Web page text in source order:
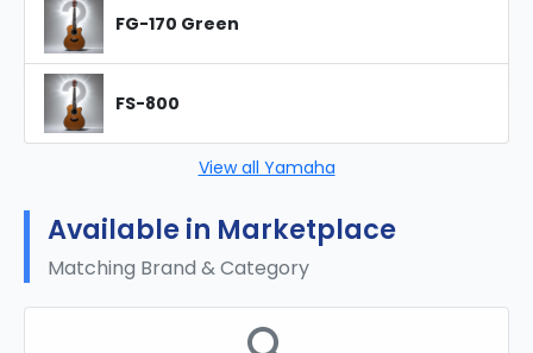
FG-170 Green
FS-800
View all Yamaha
Available in Marketplace
Matching Brand & Category